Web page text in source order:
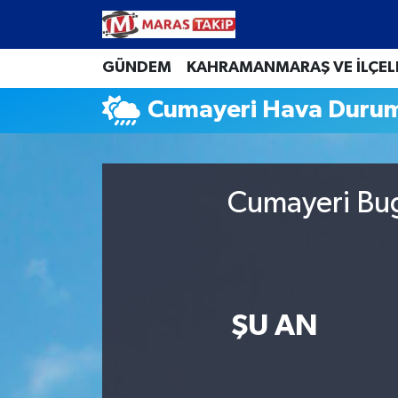
GÜNDEM KAHRAMANMARAŞ VE
Cumayeri Hava
Cumayeri
ŞU AN
Kahramanmaraş Nöbetçi Eczaneler
Kahramanmaraş Hava Durumu
Kahramanmaraş Trafik Yoğunluk Haritası